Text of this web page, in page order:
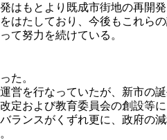
もとより既成市街地の再開
たしており、今後もこれら
て努力を続けている。
た。
を行なっていたが、新市の
および教育委員会の創設等
ランスがくずれ更に、政府の